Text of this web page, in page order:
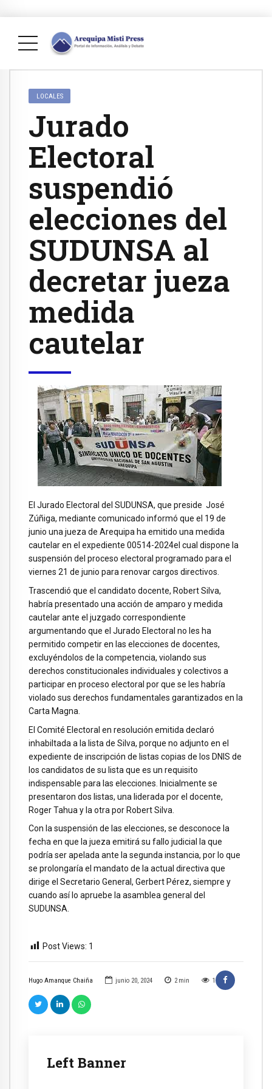
Hugo Amanque Chaiña junio 20, 2024 2 min 1
Left Banner
LOCALES
Jurado
Electoral
suspendió
elecciones del
SUDUNSA al
decretar jueza
medida
cautelar
El Jurado Electoral del SUDUNSA, que preside José
Zúñiga, mediante comunicado informó que el 19 de
junio una jueza de Arequipa ha emitido una medida
cautelar en el expediente 00514-2024el cual dispone la
suspensión del proceso electoral programado para el
viernes 21 de junio para renovar cargos directivos.
Trascendió que el candidato docente, Robert Silva,
habría presentado una acción de amparo y medida
cautelar ante el juzgado correspondiente
argumentando que el Jurado Electoral no les ha
permitido competir en las elecciones de docentes,
excluyéndolos de la competencia, violando sus
derechos constitucionales individuales y colectivos a
participar en proceso electoral por que se les habría
violado sus derechos fundamentales garantizados en la
Carta Magna.
El Comité Electoral en resolución emitida declaró
inhabiltada a la lista de Silva, porque no adjunto en el
expediente de inscripción de listas copias de los DNIS de
los candidatos de su lista que es un requisito
indispensable para las elecciones. Inicialmente se
presentaron dos listas, una liderada por el docente,
Roger Tahua y la otra por Robert Silva.
Con la suspensión de las elecciones, se desconoce la
fecha en que la jueza emitirá su fallo judicial la que
podría ser apelada ante la segunda instancia, por lo que
se prolongaría el mandato de la actual directiva que
dirige el Secretario General, Gerbert Pérez, siempre y
cuando así lo apruebe la asamblea general del
SUDUNSA.
Post Views: 1